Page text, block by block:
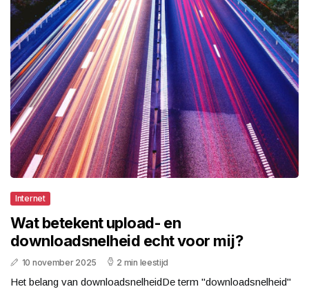
Internet
Wat betekent upload- en
downloadsnelheid echt voor mij?
10 november 2025 2 min leestijd
Het belang van downloadsnelheidDe term "downloadsnelheid"